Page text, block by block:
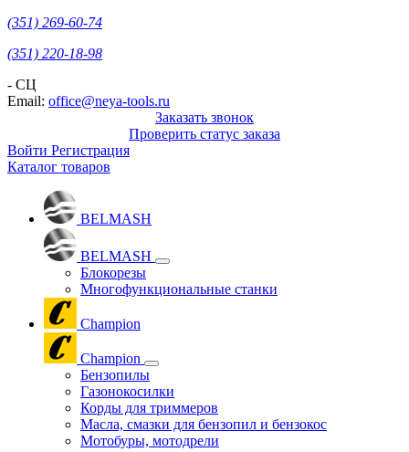
(351) 269-60-74
(351) 220-18-98
- СЦ
Email: office@neya-tools.ru
Заказать звонок
Проверить статус заказа
Войти Регистрация
Каталог товаров
BELMASH
BELMASH
Блокорезы
Многофункциональные станки
Champion
Champion
Бензопилы
Газонокосилки
Корды для триммеров
Масла, смазки для бензопил и бензокос
Мотобуры, мотодрели